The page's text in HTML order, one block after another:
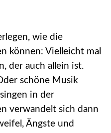
wie die
können: Vielleicht mal
der auch allein ist.
schöne Musik
in der
verwandelt sich dann
Ängste und